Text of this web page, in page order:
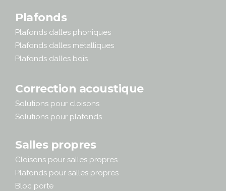
Plafonds
Plafonds dalles phoniques
Plafonds dalles métalliques
Plafonds dalles bois
Correction acoustique
Solutions pour cloisons
Solutions pour plafonds
Salles propres
Cloisons pour salles propres
Plafonds pour salles propres
Bloc porte